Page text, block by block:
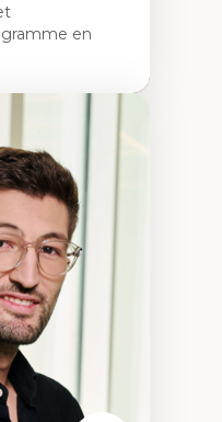
en
pratiques en santé
d'essais
clinique
politiques
et de rapports